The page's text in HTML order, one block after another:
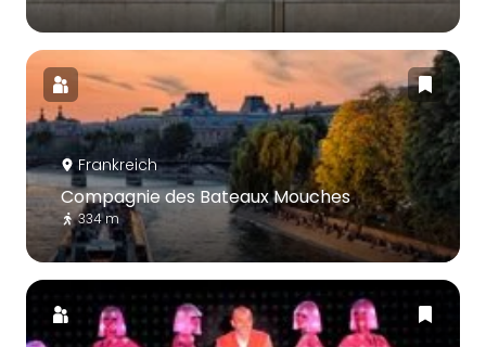
Frankreich
Compagnie des Bateaux Mouches
334 m